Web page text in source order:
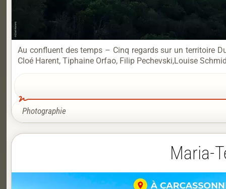
Au confluent des temps – Cinq regards sur un territoire
Cloé Harent, Tiphaine Orfao, Filip Pechevski,Louise
Photographie
Maria-